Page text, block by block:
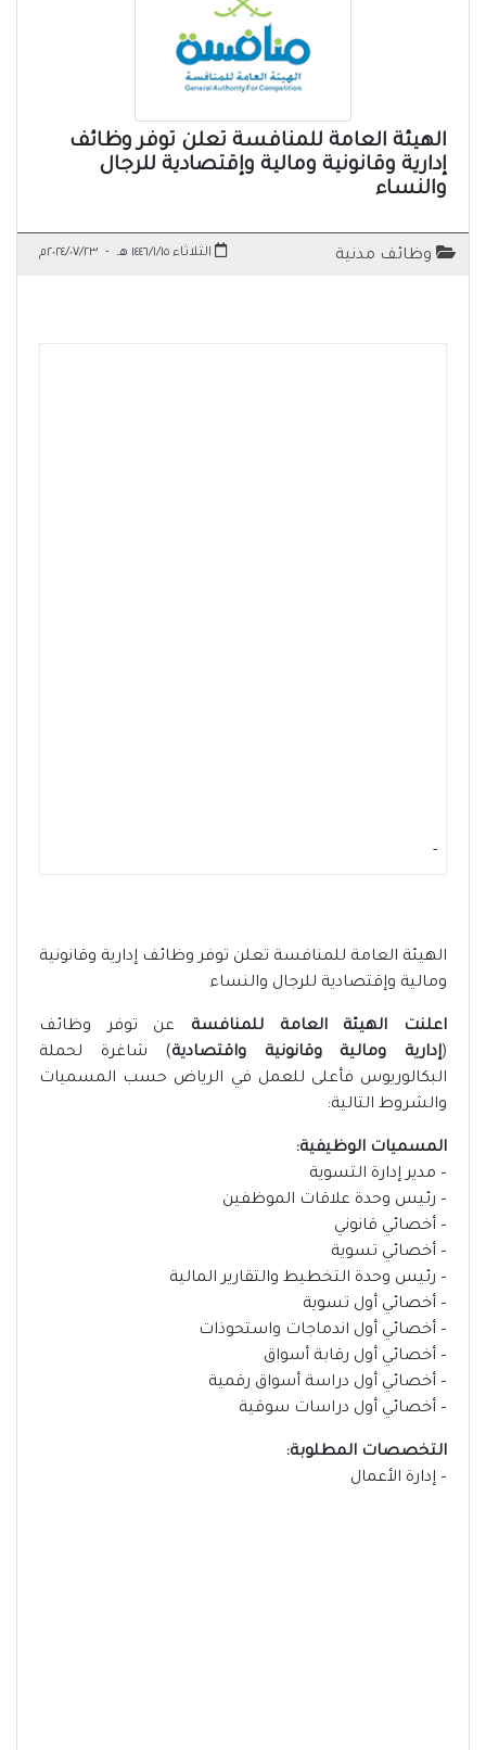
الهيئة العامة للمنافسة تعلن توفر وظائف
إدارية وقانونية ومالية وإقتصادية للرجال
والنساء
وظائف مدنية الثلاثاء ١٤٤٦/١/١٥ هـ - ٢٠٢٤/٠٧/٢٣م
-
الهيئة العامة للمنافسة تعلن توفر وظائف إدارية وقانونية
ومالية وإقتصادية للرجال والنساء
اعلنت الهيئة العامة للمنافسة عن توفر وظائف
(إدارية ومالية وقانونية واقتصادية) شاغرة لحملة
البكالوريوس فأعلى للعمل في الرياض حسب المسميات
والشروط التالية:
المسميات الوظيفية:
– مدير إدارة التسوية
– رئيس وحدة علاقات الموظفين
– أخصائي قانوني
– أخصائي تسوية
– رئيس وحدة التخطيط والتقارير المالية
– أخصائي أول تسوية
– أخصائي أول اندماجات واستحوذات
– أخصائي أول رقابة أسواق
– أخصائي أول دراسة أسواق رقمية
– أخصائي أول دراسات سوقية
التخصصات المطلوبة:
– إدارة الأعمال